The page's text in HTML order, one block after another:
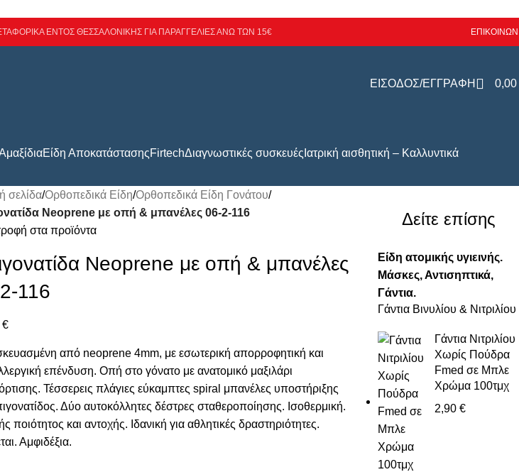
ΕΝΤΟΣ ΘΕΣΣΑΛΟΝΙΚΗΣ ΓΙΑ ΠΑΡΑΓΓΕΛΙΕΣ ΑΝΩ ΤΩΝ 15€
ΕΙΣΟΔΟΣ/ΕΓΓΡΑΦΗ 0,00
Είδη ΑποκατάστασηςFirtechΔιαγνωστικές συσκευές Ιατρική αισθητική – Καλλυντικά
σελίδα/Ορθοπεδικά Είδη/Ορθοπεδικά Είδη Γονάτου/
Neoprene με οπή & μπανέλες 06-2-116
στα προϊόντα
Neoprene με οπή & μπανέλες
116
€
από neoprene 4mm, με εσωτερική απορροφητική και
επένδυση. Οπή στο γόνατο με ανατομικό μαξιλάρι
Τέσσερεις πλάγιες εύκαμπτες spiral μπανέλες υποστήριξης
Δύο αυτοκόλλητες δέστρες σταθεροποίησης. Ισοθερμική.
ποιότητος και αντοχής. Ιδανική για αθλητικές δραστηριότητες.
Αμφιδέξια.
Δείτε επίσης
Είδη ατομικής υγιεινής.
Μάσκες, Αντισηπτικά,
Γάντια.
Γάντια Βινυλίου & Νιτριλίου
Γάντια Νιτριλίου
Χωρίς Πούδρα
Fmed σε Μπλε
Χρώμα 100τμχ
2,90 €